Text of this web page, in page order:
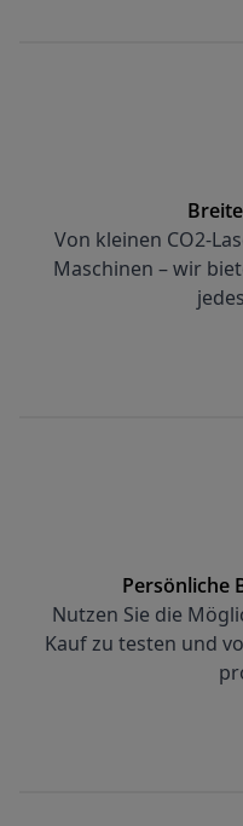
Von kleinen CO2-
Maschinen – wir
Persönliche
Nutzen Sie die
Kauf zu testen und